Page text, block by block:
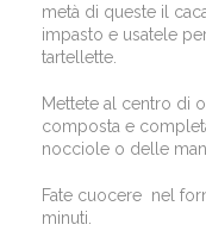
metà di queste il
impasto e usatele
tartellette.
Mettete al centro di
composta e
nocciole o delle
Fate cuocere nel
minuti.